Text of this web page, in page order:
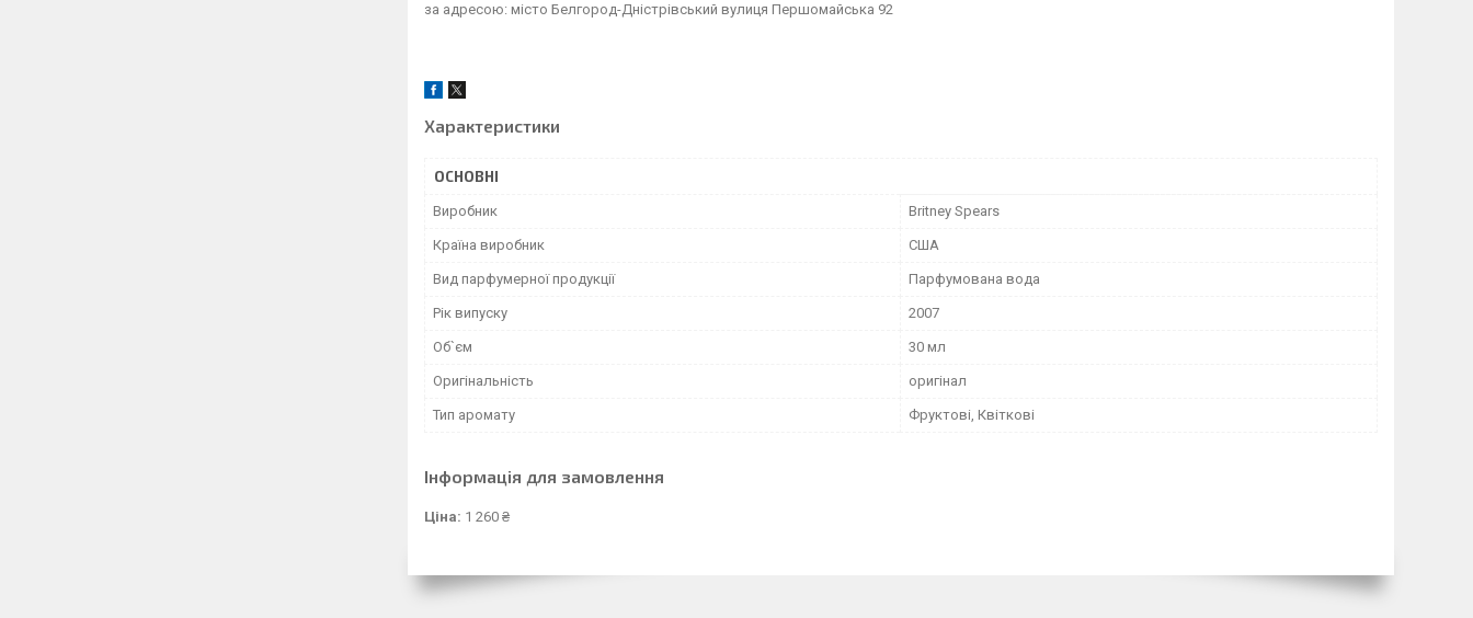
за адресою: місто Белгород-Дністрівський вулиця Першомайська 92
Характеристики
ОСНОВНІ
Виробник Britney Spears
Країна виробник США
Вид парфумерної продукції Парфумована вода
Рік випуску 2007
Об`єм 30 мл
Оригінальність оригінал
Тип аромату Фруктові, Квіткові
Інформація для замовлення
Ціна: 1 260 ₴